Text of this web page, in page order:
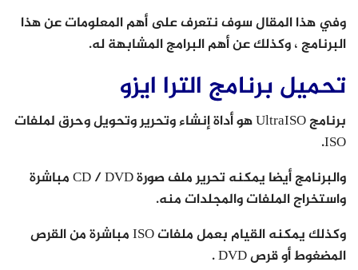
وفي هذا المقال سوف نتعرف على أهم المعلومات عن هذا
البرنامج ، وكذلك عن أهم البرامج المشابهة له.
تحميل برنامج الترا ايزو
برنامج UltraISO هو أداة إنشاء وتحرير وتحويل وحرق لملفات
ISO.
والبرنامج أيضا يمكنه تحرير ملف صورة CD / DVD مباشرة
واستخراج الملفات والمجلدات منه.
وكذلك يمكنه القيام بعمل ملفات ISO مباشرة من القرص
المضغوط أو قرص DVD .